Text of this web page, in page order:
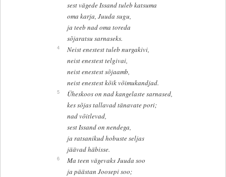
sest vägede Issand tuleb katsuma
oma karja, Juuda sugu,
ja teeb nad oma toreda
sõjaratsu sarnaseks.
4
Neist enestest tuleb nurgakivi,
neist enestest telgivai,
neist enestest sõjaamb,
neist enestest kõik võimukandjad.
5
Üheskoos on nad kangelaste sarnased,
kes sõjas tallavad tänavate pori;
nad võitlevad,
sest Issand on nendega,
ja ratsanikud hobuste seljas
jäävad häbisse.
6
Ma teen vägevaks Juuda soo
ja päästan Joosepi soo;